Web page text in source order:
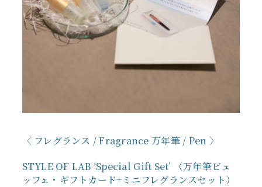
フレグランス / Fragrance 万年筆 / Pen
STYLE OF LAB ‘Special Gift Set’ （万年筆ビュ
ッフェ・ギフトカード+ミニフレグランスセット）